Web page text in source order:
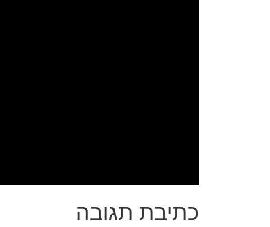
כתיבת תגובה